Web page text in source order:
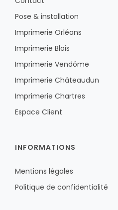
Pose & installation
Imprimerie Orléans
Imprimerie Blois
Imprimerie Vendôme
Imprimerie Châteaudun
Imprimerie Chartres
Espace Client
INFORMATIONS
Mentions légales
Politique de confidentialité